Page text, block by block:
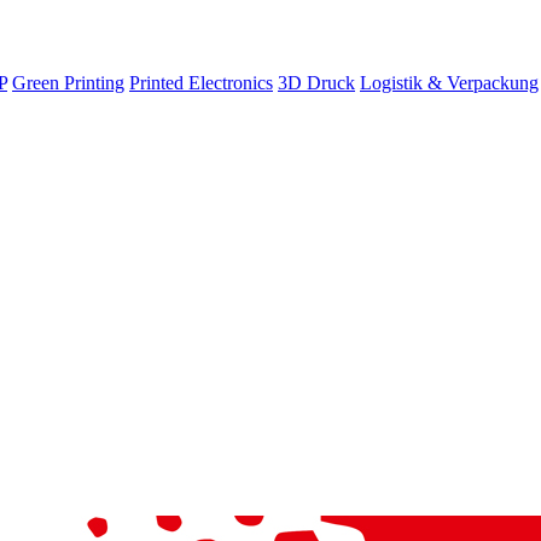
Green Printing Printed Electronics 3D Druck Logistik & Verpackung